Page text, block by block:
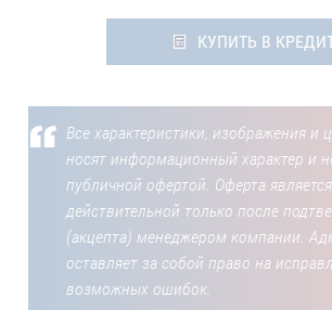
КУПИТЬ В
Все характеристики, изображения и
носят информационный характер и
публичной офертой. Оферта является
действительной только после
(акцепта) менеджером компании.
оставляет за собой право на
возможных ошибок.